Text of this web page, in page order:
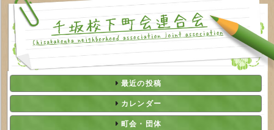
最近の投稿
カレンダー
町会・団体